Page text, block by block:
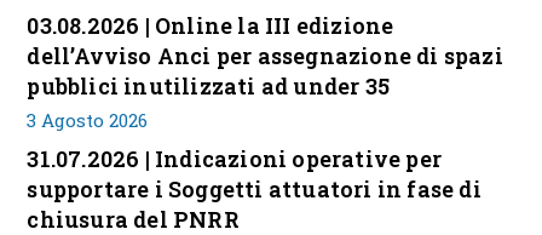
03.08.2026 | Online la III edizione
dell’Avviso Anci per assegnazione di spazi
pubblici inutilizzati ad under 35
3 Agosto 2026
31.07.2026 | Indicazioni operative per
supportare i Soggetti attuatori in fase di
chiusura del PNRR